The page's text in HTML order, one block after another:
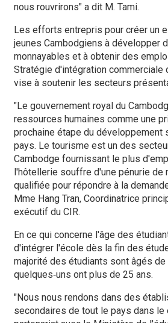
nous rouvrirons" a dit M. Tami.
Les efforts entrepris pour créer un
jeunes Cambodgiens à développer
monnayables et à obtenir des
Stratégie d'intégration commerciale
vise à soutenir les secteurs
"Le gouvernement royal du
ressources humaines comme une
prochaine étape du développement
pays. Le tourisme est un des
Cambodge fournissant le plus
l'hôtellerie souffre d'une pénurie de
qualifiée pour répondre à la
Mme Hang Tran, Coordinatrice
exécutif du CIR.
En ce qui concerne l'âge des
d'intégrer l'école dès la fin des
majorité des étudiants sont âgés de
quelques‑uns ont plus de 25 ans.
"Nous nous rendons dans des
secondaires de tout le pays dans le